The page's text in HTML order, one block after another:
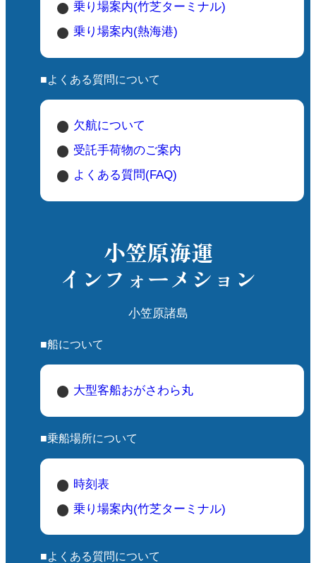
乗り場案内(竹芝ターミナル)
乗り場案内(熱海港)
■よくある質問について
欠航について
受託手荷物のご案内
よくある質問(FAQ)
小笠原海運
インフォーメション
小笠原諸島
■船について
大型客船おがさわら丸
■乗船場所について
時刻表
乗り場案内(竹芝ターミナル)
■よくある質問について